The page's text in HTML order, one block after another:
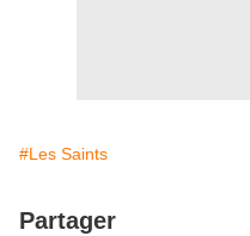
#Les Saints
Partager